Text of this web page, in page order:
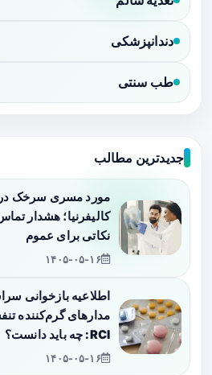
دندانپزشکی
طب سنتی
جدیدترین مطالب
مورد مسری سرخک
کالیفرنیا؛ هشدار
نکاتی برای عموم
۱۴۰۵-۰۵-۱۶
RCI: چه باید دانست؟
۱۴۰۵-۰۵-۱۶